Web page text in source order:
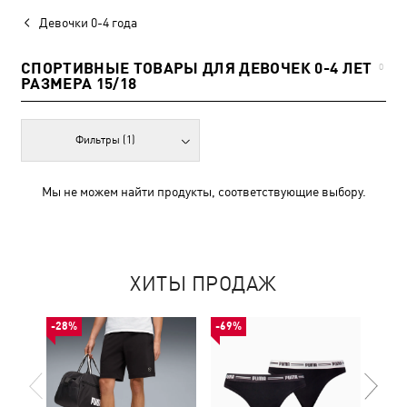
Девочки 0-4 года
СПОРТИВНЫЕ ТОВАРЫ ДЛЯ ДЕВОЧЕК 0-4 ЛЕТ
РАЗМЕРА 15/18
0
Фильтры (1)
Мы не можем найти продукты, соответствующие выбору.
ХИТЫ ПРОДАЖ
-28% -69%